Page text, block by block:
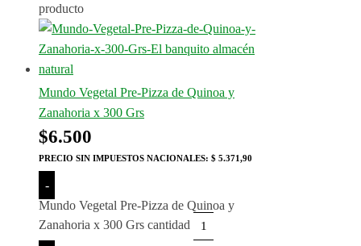
producto
Mundo Vegetal Pre-Pizza de Quinoa y
Zanahoria x 300 Grs
$6.500
PRECIO SIN IMPUESTOS NACIONALES: $ 5.371,90
-
Mundo Vegetal Pre-Pizza de Quinoa y
Zanahoria x 300 Grs cantidad